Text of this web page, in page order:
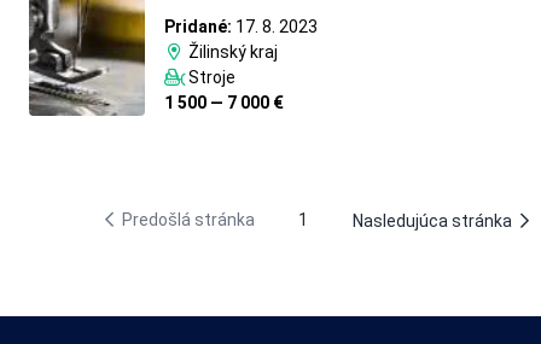
Pridané: 17. 8. 2023
Žilinský kraj
Stroje
1 500 — 7 000 €
Predošlá stránka 1 Nasledujúca stránka